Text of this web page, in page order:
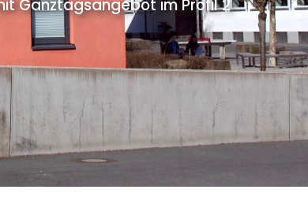
Ganztagsangebot im Profil 2